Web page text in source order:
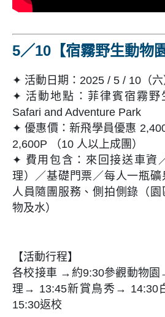
5／10 【宿霧野生動物
✦ 活動日期：2025 / 5 / 10（六
✦ 活動地點：菲律賓宿霧野
Safari and Adventure Park
✦ 優惠價：新飛學員優惠
2,600P （10 人以上成團）
✦ 費用包含：來回接送車資
理）／基礎門票／每人一瓶
人員隨團服務、側拍側錄（
物及水）
【活動行程】
各校接車 →約9:30參觀動物園
理→ 13:45新賞鳥秀→ 14:30
15:30返校